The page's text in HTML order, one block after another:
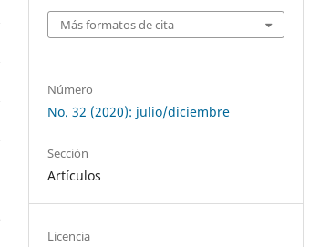
Más formatos de cita
Número
No. 32 (2020): julio/diciembre
Sección
Artículos
Licencia